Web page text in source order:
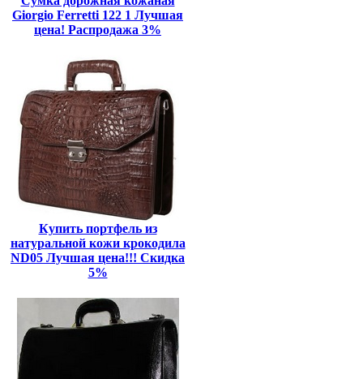
Giorgio Ferretti 122 1 Лучшая
цена! Распродажа 3%
Купить портфель из
натуральной кожи крокодила
ND05 Лучшая цена!!! Скидка
5%